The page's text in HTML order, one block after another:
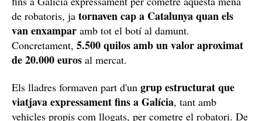
de robatoris, ja tornaven cap a Catalunya quan els
van enxampar amb tot el botí al damunt.
Concretament, 5.500 quilos amb un valor aproximat
de 20.000 euros al mercat.
Els lladres formaven part d'un grup estructurat que
viatjava expressament fins a Galícia, tant amb
vehicles propis com llogats, per cometre el robatori. De